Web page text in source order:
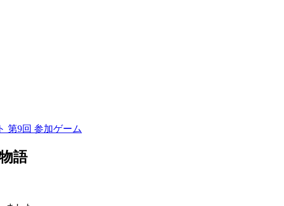
第9回 参加ゲーム
語